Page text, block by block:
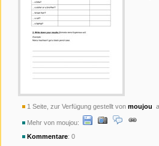
1 Seite, zur Verfügung gestellt von moujou
Mehr von moujou:
Kommentare: 0